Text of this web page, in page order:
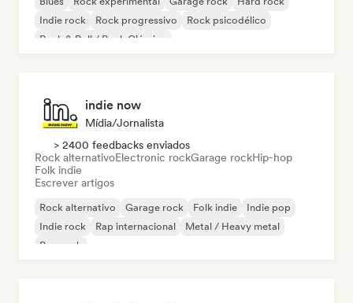
Indie rock
Rock progressivo
Rock psicodélico
Rock & Roll / Rock Clássico
indie now
Mídia/Jornalista
> 2400 feedbacks enviados
Rock alternativoElectronic rockGarage rockHip-hop
Folk indie
Escrever artigos
Rock alternativo Garage rock Folk indie
Indie pop
Indie rock
Rap internacional
Metal / Heavy metal
Pop rock